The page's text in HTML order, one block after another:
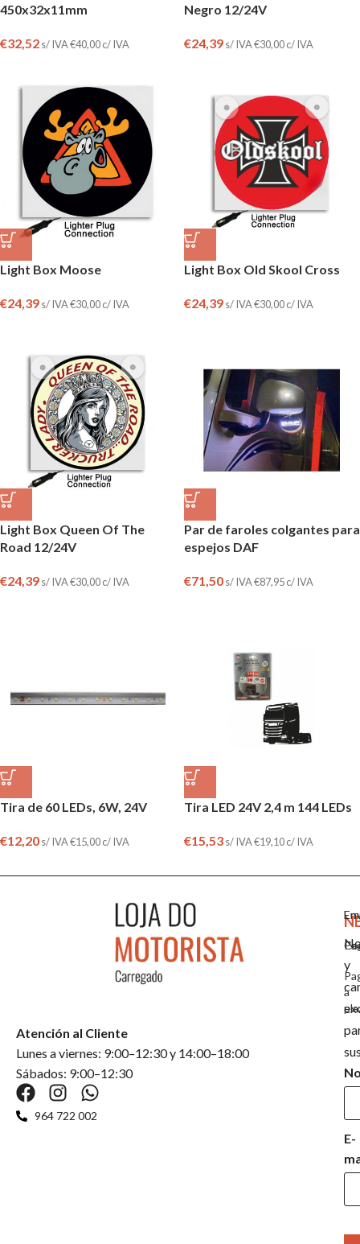
450x32x11mm
€32,52s/ IVA€40,00c/ IVA
Negro 12/24V
€24,39s/ IVA€30,00c/ IVA
Light Box Moose
€24,39s/ IVA€30,00c/ IVA
Light Box Old Skool Cross
€24,39s/ IVA€30,00c/ IVA
Light Box Queen Of The
Road 12/24V
€24,39s/ IVA€30,00c/ IVA
Par de faroles colgantes para
espejos DAF
€71,50s/ IVA€87,95c/ IVA
Tira de 60 LEDs, 6W, 24V
€12,20s/ IVA€15,00c/ IVA
Tira LED 24V 2,4 m 144 LEDs
€15,53s/ IVA€19,10c/ IVA
a
Atención al Cliente
Lunes a viernes: 9:00–12:30 y 14:00–18:00
Sábados: 9:00–12:30
964 722 002
y
E-